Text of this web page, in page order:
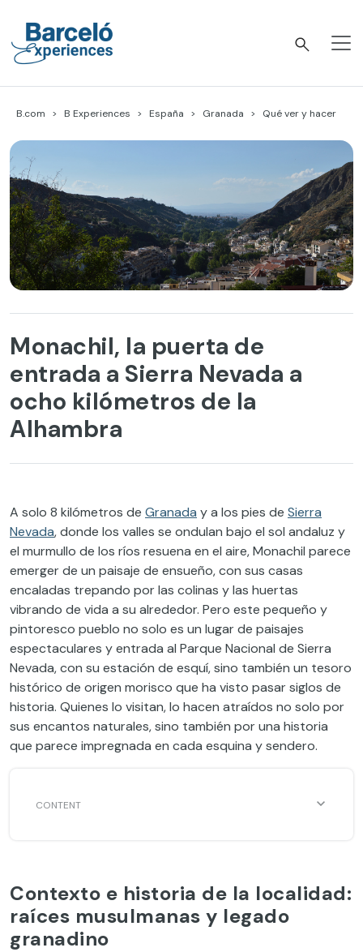
content
B.com B Experiences España Granada Qué ver y hacer
Monachil, la puerta de
entrada a Sierra Nevada a
ocho kilómetros de la
Alhambra
A solo 8 kilómetros de Granada y a los pies de Sierra
Nevada, donde los valles se ondulan bajo el sol andaluz y
el murmullo de los ríos resuena en el aire, Monachil parece
emerger de un paisaje de ensueño, con sus casas
encaladas trepando por las colinas y las huertas
vibrando de vida a su alrededor. Pero este pequeño y
pintoresco pueblo no solo es un lugar de paisajes
espectaculares y entrada al Parque Nacional de Sierra
Nevada, con su estación de esquí, sino también un tesoro
histórico de origen morisco que ha visto pasar siglos de
historia. Quienes lo visitan, lo hacen atraídos no solo por
sus encantos naturales, sino también por una historia
que parece impregnada en cada esquina y sendero.
Contexto e historia de la localidad:
raíces musulmanas y legado
granadino